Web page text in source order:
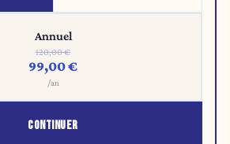
Annuel
120,00 €
99,00 €
/an
CONTINUER